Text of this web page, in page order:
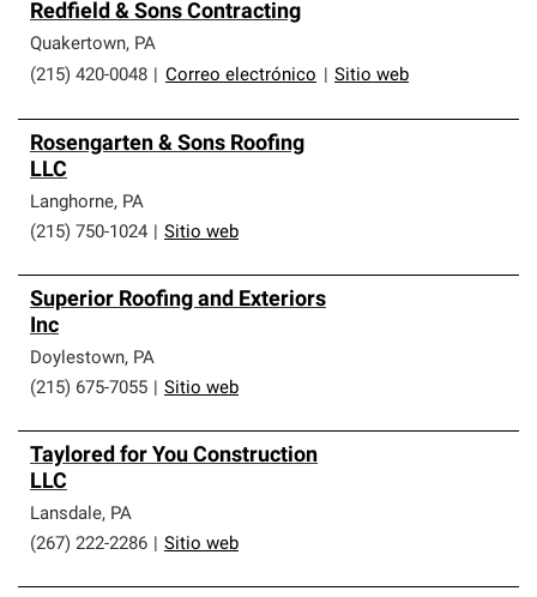
Redfield & Sons Contracting
Quakertown, PA
(215) 420-0048
Correo electrónico Sitio web
Rosengarten & Sons Roofing
LLC
Langhorne, PA
(215) 750-1024
Sitio web
Superior Roofing and Exteriors
Inc
Doylestown, PA
(215) 675-7055
Sitio web
Taylored for You Construction
LLC
Lansdale, PA
(267) 222-2286
Sitio web